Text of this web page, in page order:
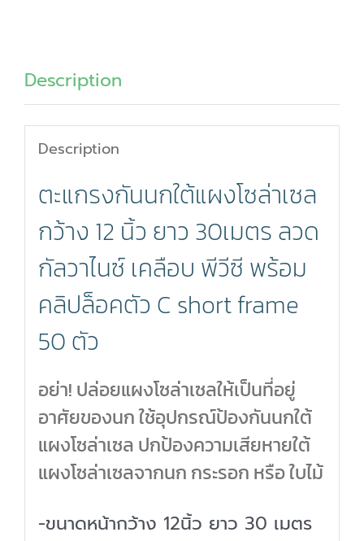
12
นิ้ว
ยาว
30เมตร
ลวด
กัล
วา
ไนซ์
เคลือบ
พี
วีซี
พร้อม
คลิป
ล็อค
Description
Description
ตะแกรงกันนกใต้แผงโซล่าเซล
กว้าง 12 นิ้ว ยาว 30เมตร ลวด
กัลวาไนซ์ เคลือบ พีวีซี พร้อม
คลิปล็อคตัว C short frame
50 ตัว
อย่า! ปล่อยแผงโซล่าเซลให้เป็นที่อยู่
อาศัยของนก ใช้อุปกรณ์ป้องกันนกใต้
แผงโซล่าเซล ปกป้องความเสียหายใต้
แผงโซล่าเซลจากนก กระรอก หรือ ใบไม้
-ขนาดหน้ากว้าง 12นิ้ว ยาว 30 เมตร